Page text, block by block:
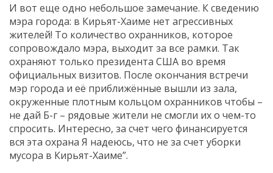
И вот еще одно небольшое замечание. К сведению
мэра города: в Кирьят-Хаиме нет агрессивных
жителей! То количество охранников, которое
сопровождало мэра, выходит за все рамки. Так
охраняют только президента США во время
официальных визитов. После окончания встречи
мэр города и её приближённые вышли из зала,
окруженные плотным кольцом охранников чтобы –
не дай Б-г – рядовые жители не смогли их о чем-то
спросить. Интересно, за счет чего финансируется
вся эта охрана Я надеюсь, что не за счет уборки
мусора в Кирьят-Хаиме”.